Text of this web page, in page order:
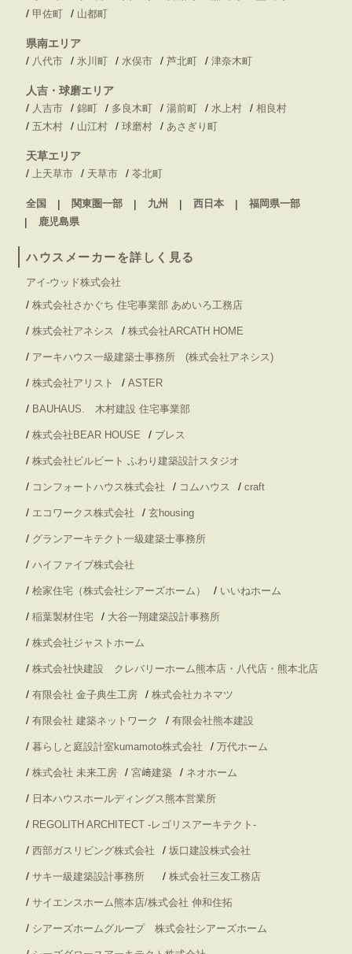
/ 甲佐町 / 山都町
県南エリア
/ 八代市 / 氷川町 / 水俣市 / 芦北町 / 津奈木町
人吉・球磨エリア
/ 人吉市 / 錦町 / 多良木町 / 湯前町 / 水上村 / 相良村
/ 五木村 / 山江村 / 球磨村 / あさぎり町
天草エリア
/ 上天草市 / 天草市 / 苓北町
全国 関東圏一部 九州 西日本
福岡県一部
鹿児島県
ハウスメーカーを詳しく見る
アイ-ウッド株式会社
/ 株式会社さかぐち 住宅事業部 あめいろ工務店
/ 株式会社アネシス / 株式会社ARCATH HOME
/ アーキハウス一級建築士事務所 (株式会社アネシス)
/ 株式会社アリスト / ASTER
/ BAUHAUS. 木村建設 住宅事業部
/ 株式会社BEAR HOUSE / ブレス
/ 株式会社ビルビート ふわり建築設計スタジオ
/ コンフォートハウス株式会社 / コムハウス / craft
/ エコワークス株式会社 / 玄housing
/ グランアーキテクト一級建築士事務所
/ ハイファイブ株式会社
/ 桧家住宅（株式会社シアーズホーム） / いいねホーム
/ 稲葉製材住宅 / 大谷一翔建築設計事務所
/ 株式会社ジャストホーム
/ 株式会社快建設 クレバリーホーム熊本店・八代店・熊本北店
/ 有限会社 金子典生工房 / 株式会社カネマツ
/ 有限会社 建築ネットワーク / 有限会社熊本建設
/ 暮らしと庭設計室kumamoto株式会社 / 万代ホーム
/ 株式会社 未来工房 / 宮﨑建築 / ネオホーム
/ 日本ハウスホールディングス熊本営業所
/ REGOLITH ARCHITECT -レゴリスアーキテクト-
/ 西部ガスリビング株式会社 / 坂口建設株式会社
/ サキ一級建築設計事務所 / 株式会社三友工務店
/ サイエンスホーム熊本店/株式会社 伸和住拓
/ シアーズホームグループ 株式会社シアーズホーム